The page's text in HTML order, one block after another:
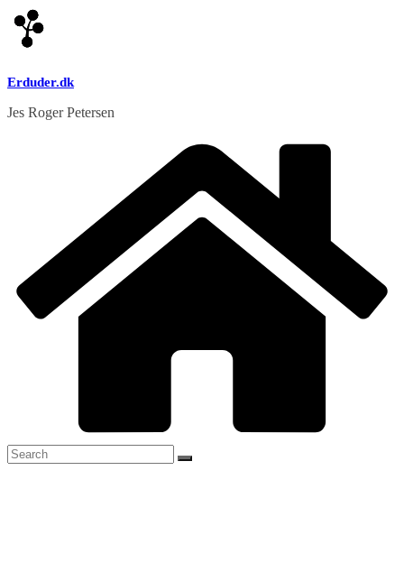
Skip
to
content
Erduder.dk
Jes Roger Petersen